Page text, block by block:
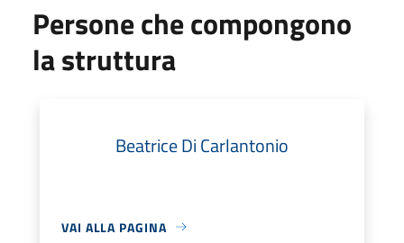
Persone che compongono
la struttura
Beatrice Di Carlantonio
VAI ALLA PAGINA